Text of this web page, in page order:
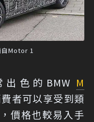
Motor 1
色的BMW M
者可以享受到類
價格也較易入手